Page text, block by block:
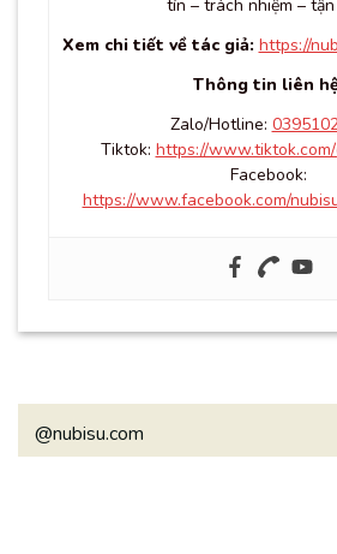
tín – trách nhiệm –
Xem chi tiết về tác giả: https://
Thông tin liên
Zalo/Hotline:
Tiktok: https://
Facebook:
https://www.facebook.com/
@nubisu.com